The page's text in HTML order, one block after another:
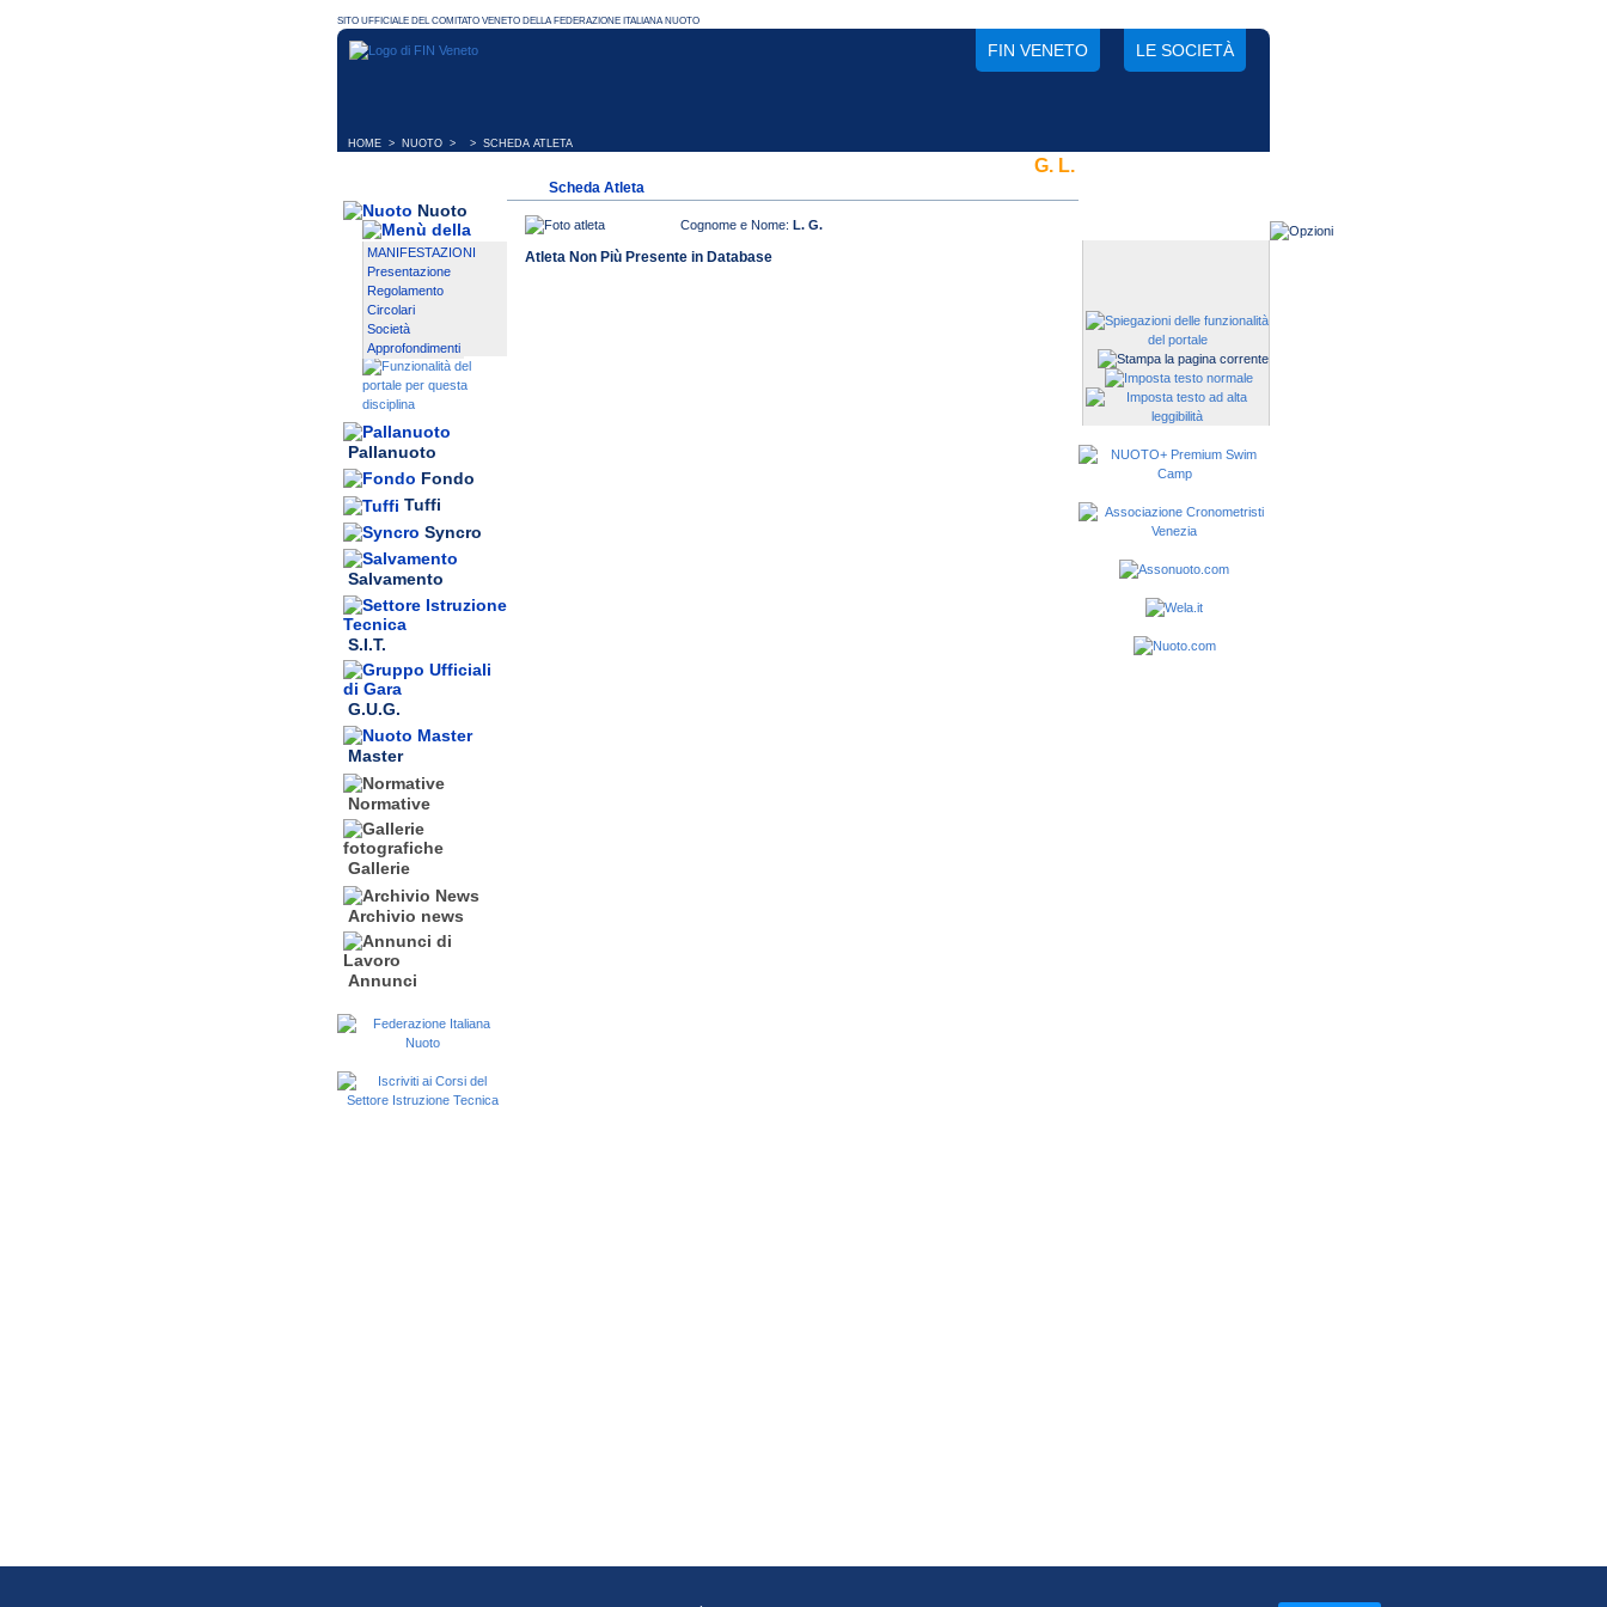
FIN VENETO LE SOCIETÀ
HOME > NUOTO > > SCHEDA ATLETA
Nuoto
MANIFESTAZIONI
Presentazione
Regolamento
Circolari
Società
Approfondimenti
Pallanuoto
Fondo
Tuffi
Syncro
Salvamento
S.I.T.
G.U.G.
Master
Normative
Gallerie
Archivio news
Annunci
G. L.
Scheda Atleta
Cognome e Nome: L. G.
Atleta Non Più Presente in Database